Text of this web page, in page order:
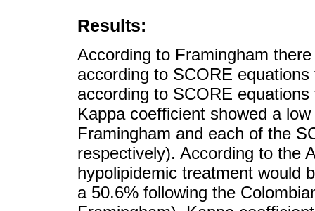
Results:
According to Framingham
according to SCORE
according to SCORE
Kappa coefficient showed a
Framingham and each of the
respectively). According to the
hypolipidemic treatment would
a 50.6% following the